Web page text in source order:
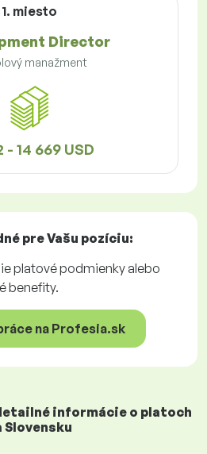
1. miesto
Director
manažment
- 14 669 USD
pre Vašu pozíciu:
platové podmienky alebo
benefity.
na Profesia.sk
informácie o platoch
Slovensku